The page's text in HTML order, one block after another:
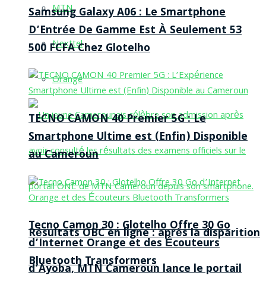
MTN
Nexttel
Orange
Résultats OBC en ligne : après la disparition
d’Ayoba, MTN Cameroun lance le portail
Samsung Galaxy A06 : Le Smartphone
D’Entrée De Gamme Est À Seulement 53
500 FCFA Chez Glotelho
TECNO CAMON 40 Premier 5G : Le
Smartphone Ultime est (Enfin) Disponible
au Cameroun
Tecno Camon 30 : Glotelho Offre 30 Go
d’Internet Orange et des Écouteurs
Bluetooth Transformers